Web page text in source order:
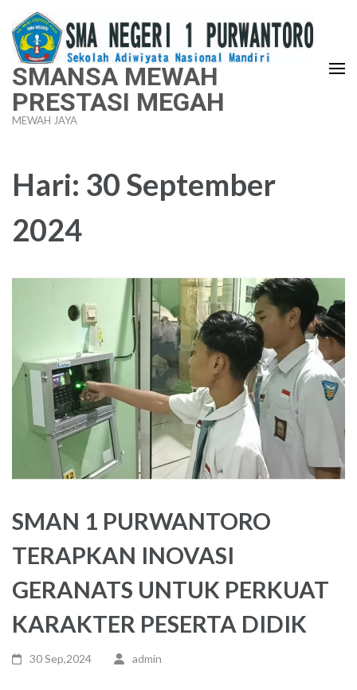
Lompat
ke
konten
(Tekan
Enter)
SMANSA MEWAH
PRESTASI MEGAH
MEWAH JAYA
Hari: 30 September
2024
SMAN 1 PURWANTORO
TERAPKAN INOVASI
GERANATS UNTUK PERKUAT
KARAKTER PESERTA DIDIK
30 Sep,2024 admin